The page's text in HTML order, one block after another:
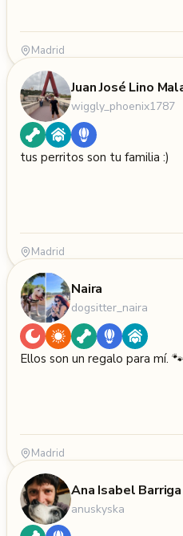
Madrid
Juan José Lino
wiggly_phoenix1787
tus perritos son tu familia :)
Madrid
Naira
dogsitter_naira
Ellos son un regalo para mí. 🐾
Madrid
Ana Isabel
anuskyska